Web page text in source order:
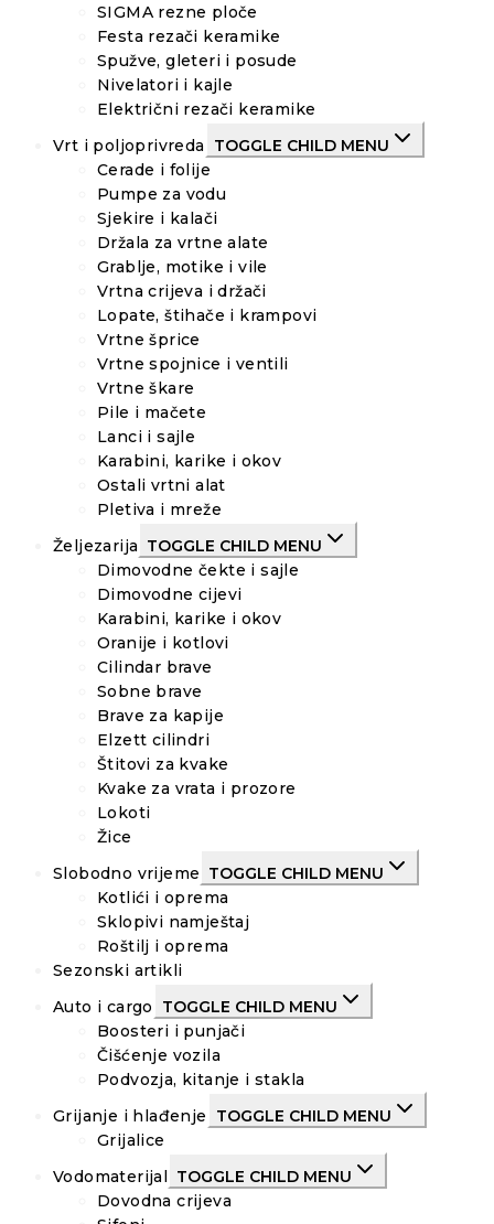
SIGMA rezne ploče
Festa rezači keramike
Spužve, gleteri i posude
Nivelatori i kajle
Električni rezači keramike
Vrt i poljoprivreda
TOGGLE CHILD MENU
Cerade i folije
Pumpe za vodu
Sjekire i kalači
Držala za vrtne alate
Grablje, motike i vile
Vrtna crijeva i držači
Lopate, štihače i krampovi
Vrtne šprice
Vrtne spojnice i ventili
Vrtne škare
Pile i mačete
Lanci i sajle
Karabini, karike i okov
Ostali vrtni alat
Pletiva i mreže
Željezarija TOGGLE CHILD MENU
Dimovodne čekte i sajle
Dimovodne cijevi
Karabini, karike i okov
Oranije i kotlovi
Cilindar brave
Sobne brave
Brave za kapije
Elzett cilindri
Štitovi za kvake
Kvake za vrata i prozore
Lokoti
Žice
Slobodno vrijeme TOGGLE CHILD MENU
Kotlići i oprema
Sklopivi namještaj
Roštilj i oprema
Sezonski artikli
Auto i cargo
TOGGLE CHILD MENU
Boosteri i punjači
Čišćenje vozila
Podvozja, kitanje i stakla
Grijanje i hlađenje
TOGGLE CHILD MENU
Grijalice
Vodomaterijal
TOGGLE CHILD MENU
Dovodna crijeva